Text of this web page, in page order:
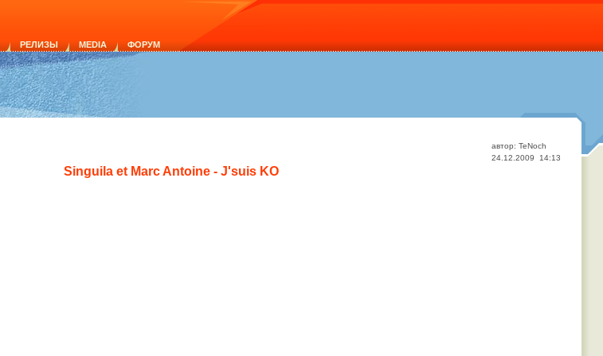
РЕЛИЗЫ MEDIA ФОРУМ
автор: TeNoch
24.12.2009 14:13
Singuila et Marc Antoine - J'suis KO